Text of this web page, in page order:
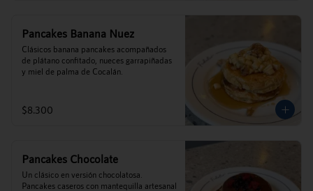
Pancakes Banana Nuez
Clásicos banana pancakes acompañados
de plátano confitado, nueces garrapiñadas
y miel de palma de Cocalán.
$8.300
Pancakes Chocolate
Un clásico en versión chocolatosa.
Pancakes caseros con mantequilla artesanal